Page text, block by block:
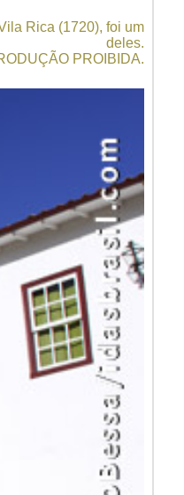
Rica (1720), foi um
deles.
PROIBIDA.